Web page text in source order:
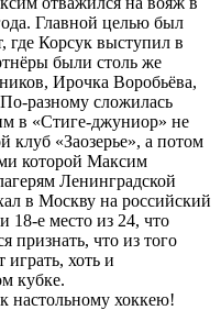
Главной целью был
где Корсук выступил в
были столь же
Ирочка Воробьёва,
разному сложилась
в «Стиге-джуниор» не
клуб «Заозерье», а потом
которой Максим
Ленинградской
в Москву на российский
18-е место из 24, что
признать, что из того
хоть и
кубке.
настольному хоккею!